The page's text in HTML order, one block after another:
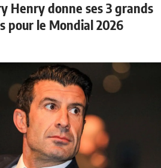
Henry donne ses 3 grands
pour le Mondial 2026